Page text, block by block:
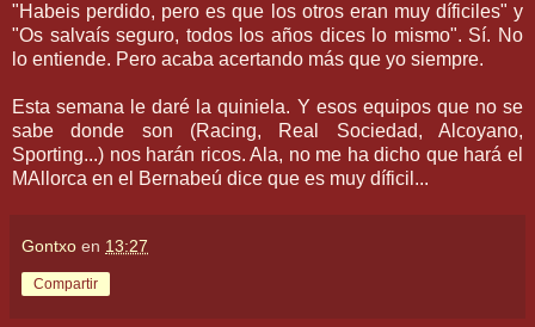
"Habeis perdido, pero es que los otros eran muy díficiles" y
"Os salvaís seguro, todos los años dices lo mismo". Sí. No
lo entiende. Pero acaba acertando más que yo siempre.
Esta semana le daré la quiniela. Y esos equipos que no se
sabe donde son (Racing, Real Sociedad, Alcoyano,
Sporting...) nos harán ricos. Ala, no me ha dicho que hará el
MAllorca en el Bernabeú dice que es muy díficil...
Gontxo en 13:27
Compartir